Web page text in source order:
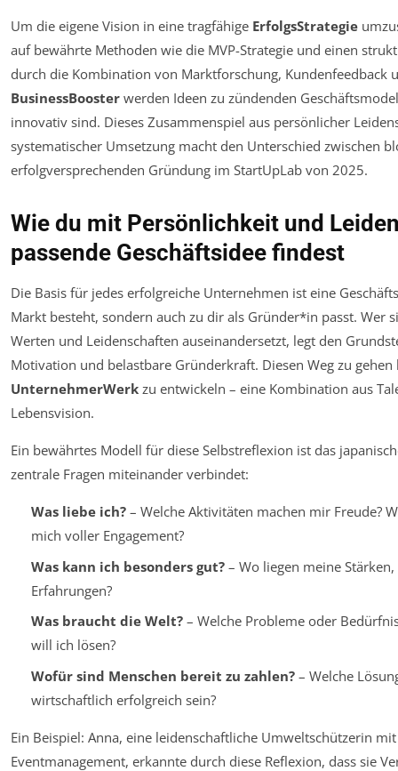
Um die eigene Vision in eine tragfähige ErfolgsStrategie
auf bewährte Methoden wie die MVP-Strategie und einen
durch die Kombination von Marktforschung, Kundenfeedback
BusinessBooster werden Ideen zu zündenden
innovativ sind. Dieses Zusammenspiel aus persönlicher
systematischer Umsetzung macht den Unterschied zwischen
erfolgversprechenden Gründung im StartUpLab von 2025.
Wie du mit Persönlichkeit und
passende Geschäftsidee findest
Die Basis für jedes erfolgreiche Unternehmen ist eine
Markt besteht, sondern auch zu dir als Gründer*in passt. Wer
Werten und Leidenschaften auseinandersetzt, legt den
Motivation und belastbare Gründerkraft. Diesen Weg zu
UnternehmerWerk zu entwickeln – eine Kombination aus
Lebensvision.
Ein bewährtes Modell für diese Selbstreflexion ist das
zentrale Fragen miteinander verbindet:
Was liebe ich?– Welche Aktivitäten machen mir Freude?
mich voller Engagement?
Was kann ich besonders gut?– Wo liegen meine
Erfahrungen?
Was braucht die Welt?– Welche Probleme oder
will ich lösen?
Wofür sind Menschen bereit zu zahlen?– Welche
wirtschaftlich erfolgreich sein?
Ein Beispiel: Anna, eine leidenschaftliche Umweltschützerin
Eventmanagement, erkannte durch diese Reflexion, dass sie